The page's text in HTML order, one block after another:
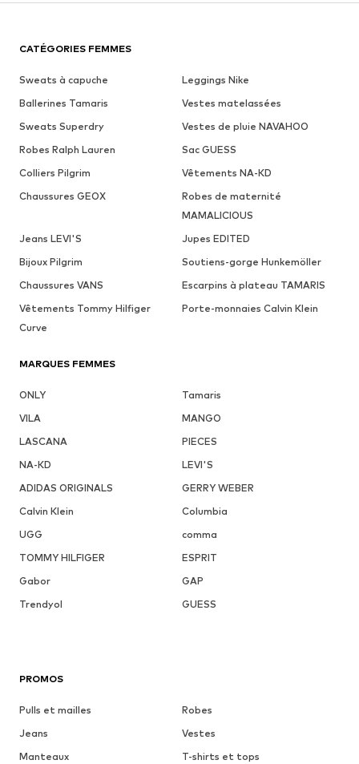
CATÉGORIES FEMMES
Sweats à capuche
Leggings Nike
Ballerines Tamaris
Vestes matelassées
Sweats Superdry
Vestes de pluie NAVAHOO
Robes Ralph Lauren
Sac GUESS
Colliers Pilgrim
Vêtements NA-KD
Chaussures GEOX
Robes de maternité
MAMALICIOUS
Jeans LEVI'S
Jupes EDITED
Bijoux Pilgrim
Soutiens-gorge Hunkemöller
Chaussures VANS
Escarpins à plateau TAMARIS
Vêtements Tommy Hilfiger
Curve
Porte-monnaies Calvin Klein
MARQUES FEMMES
ONLY
Tamaris
VILA
MANGO
LASCANA
PIECES
NA-KD
LEVI'S
ADIDAS ORIGINALS
GERRY WEBER
Calvin Klein
Columbia
UGG
comma
TOMMY HILFIGER
ESPRIT
Gabor
GAP
Trendyol
GUESS
PROMOS
Pulls et mailles
Robes
Jeans
Vestes
Manteaux
T-shirts et tops